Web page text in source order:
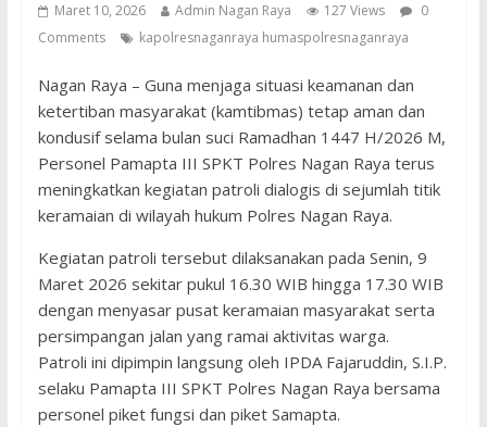
Maret 10, 2026 Admin Nagan Raya 127 Views
0
Comments
kapolresnaganraya humaspolresnaganraya
Nagan Raya – Guna menjaga situasi keamanan dan
ketertiban masyarakat (kamtibmas) tetap aman dan
kondusif selama bulan suci Ramadhan 1447 H/2026 M,
Personel Pamapta III SPKT Polres Nagan Raya terus
meningkatkan kegiatan patroli dialogis di sejumlah titik
keramaian di wilayah hukum Polres Nagan Raya.
Kegiatan patroli tersebut dilaksanakan pada Senin, 9
Maret 2026 sekitar pukul 16.30 WIB hingga 17.30 WIB
dengan menyasar pusat keramaian masyarakat serta
persimpangan jalan yang ramai aktivitas warga.
Patroli ini dipimpin langsung oleh IPDA Fajaruddin, S.I.P.
selaku Pamapta III SPKT Polres Nagan Raya bersama
personel piket fungsi dan piket Samapta.